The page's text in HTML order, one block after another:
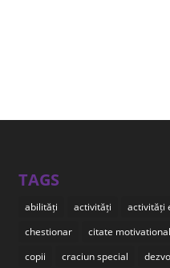
TAGS
abilități activități
activități
chestionar
citate
copii
craciun special